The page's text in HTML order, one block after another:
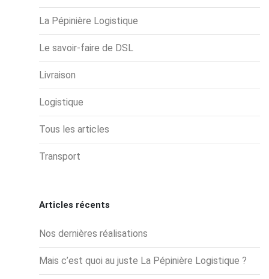
La Pépinière Logistique
Le savoir-faire de DSL
Livraison
Logistique
Tous les articles
Transport
Articles récents
Nos dernières réalisations
Mais c’est quoi au juste La Pépinière Logistique ?